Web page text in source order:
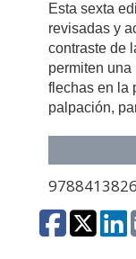
Esta sexta
revisadas y
contraste de
permiten
flechas en la
palpación,